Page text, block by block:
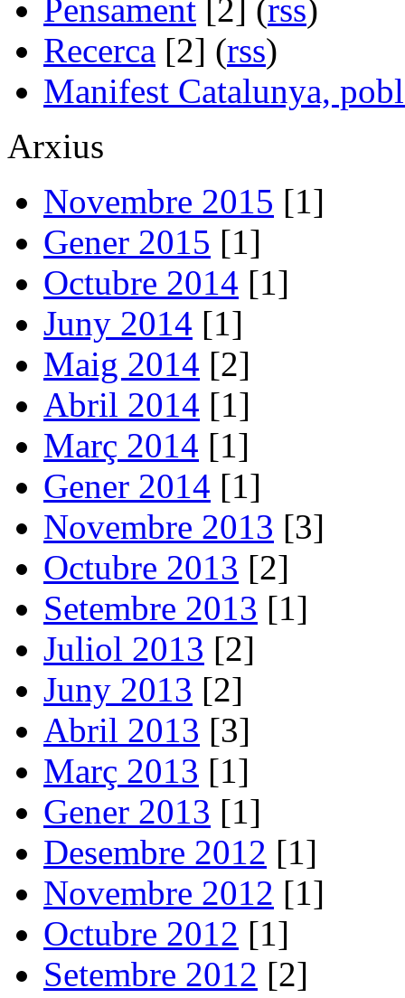
Pensament [2] (rss)
Recerca [2] (rss)
Manifest Catalunya,
Arxius
Novembre 2015 [1]
Gener 2015 [1]
Octubre 2014 [1]
Juny 2014 [1]
Maig 2014 [2]
Abril 2014 [1]
Març 2014 [1]
Gener 2014 [1]
Novembre 2013 [3]
Octubre 2013 [2]
Setembre 2013 [1]
Juliol 2013 [2]
Juny 2013 [2]
Abril 2013 [3]
Març 2013 [1]
Gener 2013 [1]
Desembre 2012 [1]
Novembre 2012 [1]
Octubre 2012 [1]
Setembre 2012 [2]